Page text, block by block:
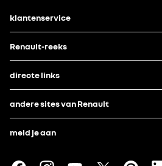
klantenservice
Renault-reeks
directe links
andere sites van Renault
meld je aan